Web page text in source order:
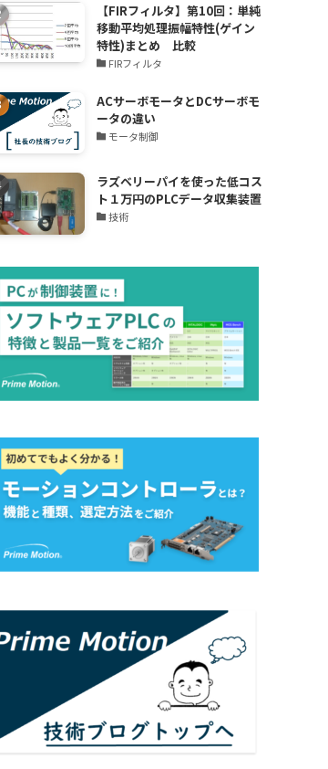
【FIRフィルタ】第10回：単純
移動平均処理振幅特性(ゲイン
特性)まとめ 比較
FIRフィルタ
ACサーボモータとDCサーボモ
ータの違い
モータ制御
ラズベリーパイを使った低コス
ト１万円のPLCデータ収集装置
技術